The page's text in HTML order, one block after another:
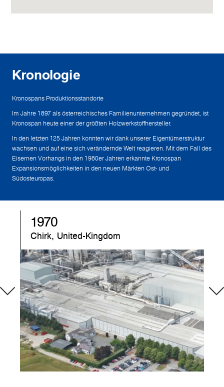
Kronologie
Kronospans Produktionsstandorte
Im Jahre 1897 als österreichisches Familienunternehmen gegründet, ist
Kronospan heute einer der größten Holzwerkstoffhersteller.
In den letzten 125 Jahren konnten wir dank unserer Eigentümerstruktur
wachsen und auf eine sich verändernde Welt reagieren. Mit dem Fall des
Eisernen Vorhangs in den 1980er Jahren erkannte Kronospan
Expansionsmöglichkeiten in den neuen Märkten Ost- und
Südosteuropas.
1970
Chirk, United-Kingdom